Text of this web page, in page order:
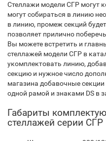
Стеллажи модели СГР могут
могут собираться в линию
в линию, промеж секций
позволяет прилично
Вы можете встретить и
стеллажей модели СГР в
укомплектовать линию,
секцию и нужное число
магазина добавочные
одной рамой и знаками DS в
Габариты
стеллажей серии СГР